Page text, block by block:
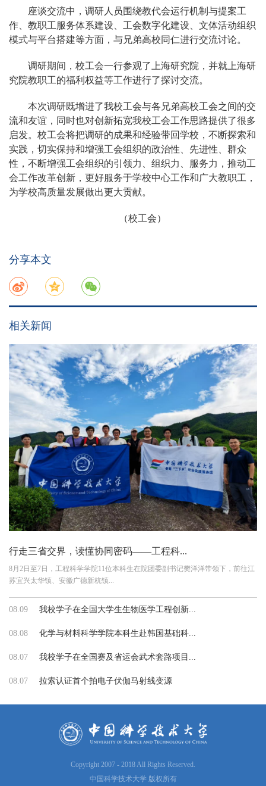
座谈交流中，调研人员围绕教代会运行机制与提案工
作、教职工服务体系建设、工会数字化建设、文体活动组织
模式与平台搭建等方面，与兄弟高校同仁进行交流讨论。
调研期间，校工会一行参观了上海研究院，并就上海研
究院教职工的福利权益等工作进行了探讨交流。
本次调研既增进了我校工会与各兄弟高校工会之间的交
流和友谊，同时也对创新拓宽我校工会工作思路提供了很多
启发。校工会将把调研的成果和经验带回学校，不断探索和
实践，切实保持和增强工会组织的政治性、先进性、群众
性，不断增强工会组织的引领力、组织力、服务力，推动工
会工作改革创新，更好服务于学校中心工作和广大教职工，
为学校高质量发展做出更大贡献。
（校工会）
分享本文
相关新闻
行走三省交界，读懂协同密码——工程科...
8月2日至7日，工程科学学院11位本科生在院团委副书记樊洋洋带领下，前往江
苏宜兴太华镇、安徽广德新杭镇...
08.09 我校学子在全国大学生生物医学工程创新...
08.08 化学与材料科学学院本科生赴韩国基础科...
08.07 我校学子在全国赛及省运会武术套路项目...
08.07 拉索认证首个拍电子伏伽马射线变源
Copyright 2007 - 2018 All Rights Reserved.
中国科学技术大学 版权所有